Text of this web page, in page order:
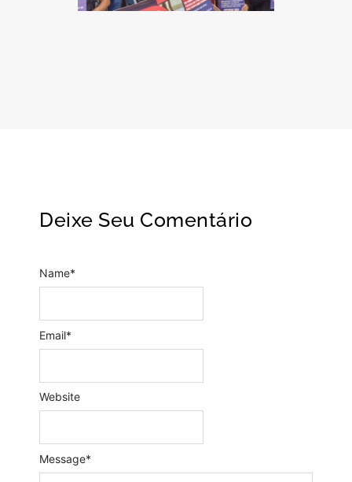
Deixe Seu Comentário
Message*
Name*
Email*
Website